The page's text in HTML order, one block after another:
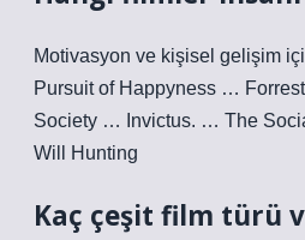
Motivasyon ve kişisel gelişim
Pursuit of Happyness …
Society … Invictus. … The
Will Hunting
Kaç çeşit film türü